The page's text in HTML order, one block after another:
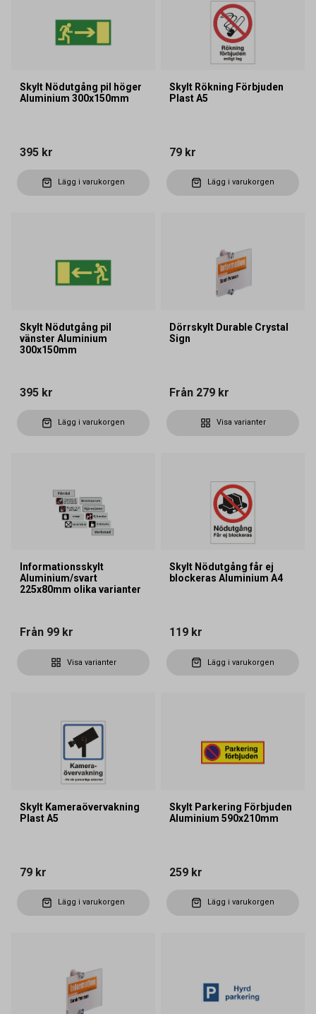
Skylt Nödutgång pil höger
Aluminium 300x150mm
395 kr
Lägg i varukorgen
Skylt Rökning Förbjuden
Plast A5
79 kr
Lägg i varukorgen
Skylt Nödutgång pil
vänster Aluminium
300x150mm
395 kr
Lägg i varukorgen
Dörrskylt Durable Crystal
Sign
Från 279 kr
Visa varianter
Informationsskylt
Aluminium/svart
225x80mm olika varianter
Från 99 kr
Visa varianter
Skylt Nödutgång får ej
blockeras Aluminium A4
119 kr
Lägg i varukorgen
Skylt Kameraövervakning
Plast A5
79 kr
Lägg i varukorgen
Skylt Parkering Förbjuden
Aluminium 590x210mm
259 kr
Lägg i varukorgen